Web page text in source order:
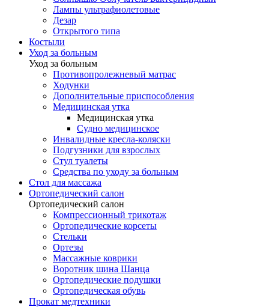
Лампы ультрафиолетовые
Дезар
Открытого типа
Костыли
Уход за больным
Уход за больным
Противопролежневый матрас
Ходунки
Дополнительные приспособления
Медицинская утка
Медицинская утка
Судно медицинское
Инвалидные кресла-коляски
Подгузники для взрослых
Стул туалеты
Средства по уходу за больным
Cтол для массажа
Ортопедический салон
Ортопедический салон
Компрессионный трикотаж
Ортопедические корсеты
Стельки
Ортезы
Массажные коврики
Воротник шина Шанца
Ортопедические подушки
Ортопедическая обувь
Прокат медтехники